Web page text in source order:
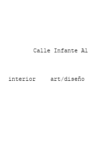
Calle Infante
interior art/diseño